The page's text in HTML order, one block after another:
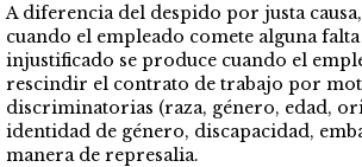
A diferencia del despido por justa
cuando el empleado comete alguna
injustificado se produce cuando el
rescindir el contrato de trabajo por
discriminatorias (raza, género, edad,
identidad de género, discapacidad,
manera de represalia.